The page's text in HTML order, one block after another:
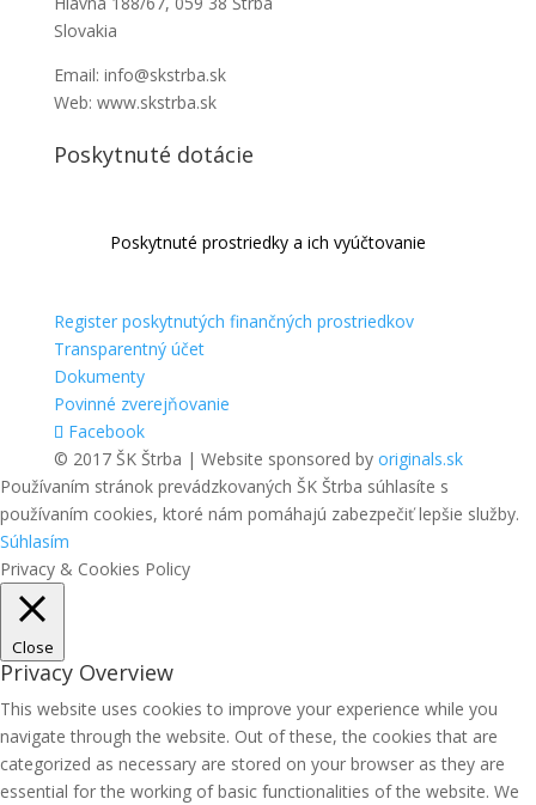
Slovakia
Email: info@skstrba.sk
Web: www.skstrba.sk
Poskytnuté dotácie
Poskytnuté prostriedky a ich vyúčtovanie
Register poskytnutých finančných prostriedkov
Transparentný účet
Dokumenty
Povinné zverejňovanie
Facebook
© 2017 ŠK Štrba | Website sponsored by originals.sk
Používaním stránok prevádzkovaných ŠK Štrba súhlasíte s
používaním cookies, ktoré nám pomáhajú zabezpečiť lepšie služby.
Súhlasím
Privacy & Cookies Policy
Close
Privacy Overview
This website uses cookies to improve your experience while you
navigate through the website. Out of these, the cookies that are
categorized as necessary are stored on your browser as they are
essential for the working of basic functionalities of the website. We